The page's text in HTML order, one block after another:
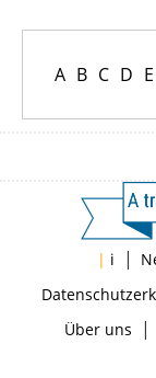
A B C D E
| i |
Über uns |